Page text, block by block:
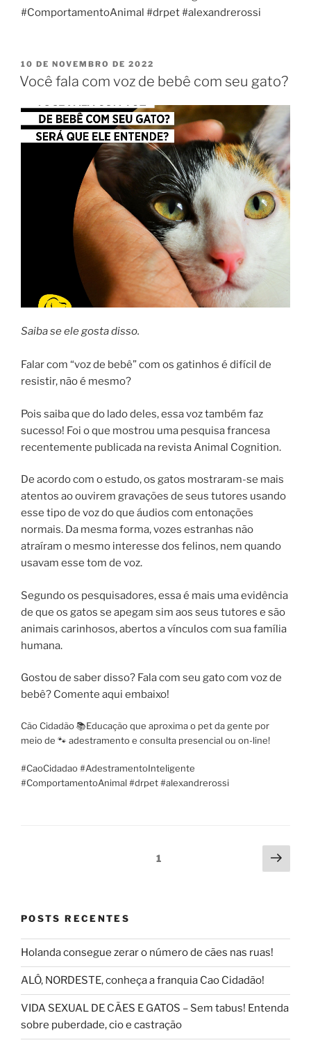
#ComportamentoAnimal #drpet #alexandrerossi
10 DE NOVEMBRO DE 2022
Você fala com voz de bebê com seu gato?
Saiba se ele gosta disso.
Falar com “voz de bebê” com os gatinhos é difícil de
resistir, não é mesmo?
Pois saiba que do lado deles, essa voz também faz
sucesso! Foi o que mostrou uma pesquisa francesa
recentemente publicada na revista Animal Cognition.
De acordo com o estudo, os gatos mostraram-se mais
atentos ao ouvirem gravações de seus tutores usando
esse tipo de voz do que áudios com entonações
normais. Da mesma forma, vozes estranhas não
atraíram o mesmo interesse dos felinos, nem quando
usavam esse tom de voz.
Segundo os pesquisadores, essa é mais uma evidência
de que os gatos se apegam sim aos seus tutores e são
animais carinhosos, abertos a vínculos com sua família
humana.
Gostou de saber disso? Fala com seu gato com voz de
bebê? Comente aqui embaixo!
Cão Cidadão 📚Educação que aproxima o pet da gente por
meio de 🐾 adestramento e consulta presencial ou on-line!
#CaoCidadao #AdestramentoInteligente
#ComportamentoAnimal #drpet #alexandrerossi
1
POSTS RECENTES
Holanda consegue zerar o número de cães nas ruas!
ALÔ, NORDESTE, conheça a franquia Cao Cidadão!
VIDA SEXUAL DE CÃES E GATOS – Sem tabus! Entenda
sobre puberdade, cio e castração